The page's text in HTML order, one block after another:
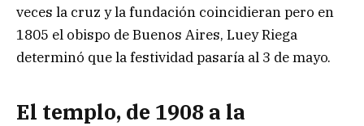
veces la cruz y la fundación coincidieran pero en
1805 el obispo de Buenos Aires, Luey Riega
determinó que la festividad pasaría al 3 de mayo.
El templo, de 1908 a la